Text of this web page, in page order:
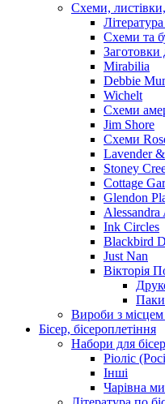
Схеми,
Схеми та
Заготовки
Mirabilia
Debbie
Wichelt
Схеми
Jim Shore
Cхеми
Lavender
Stoney
Cottage
Glendon
Ink Circles
Blackbird
Just Nan
Вікторія
Паки
Вироби з
Бісер, бісероплетіння
Набори для
Ріоліс
Інші
Чарівна